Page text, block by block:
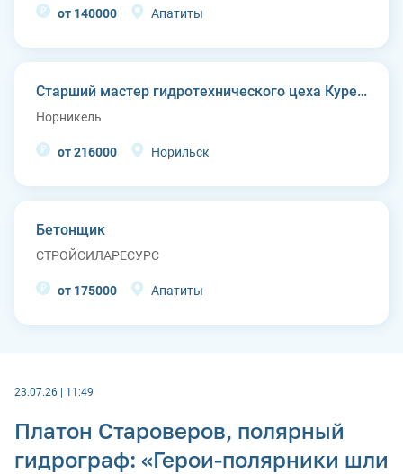
от 140000 Апатиты
Старший мастер гидротехнического цеха Курейской ГЭС (п. Светлогорск)
Норникель
от 216000 Норильск
Бетонщик
СТРОЙСИЛАРЕСУРС
от 175000 Апатиты
23.07.26 | 11:49
Платон Староверов, полярный
гидрограф: «Герои-полярники шли